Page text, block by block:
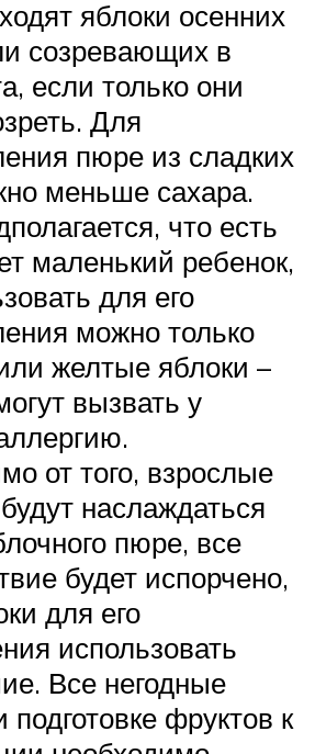
яблоки осенних
созревающих в
если только они
Для
пюре из сладких
меньше сахара.
что есть
маленький ребенок,
для его
можно только
желтые яблоки –
вызвать у
от того, взрослые
наслаждаться
пюре, все
будет испорчено,
для его
использовать
Все негодные
подготовке фруктов к